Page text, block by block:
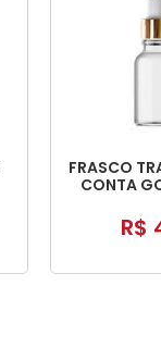
FRASCO
CONTA
R$